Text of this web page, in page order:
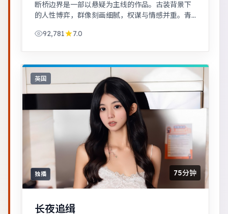
断桥边界是一部以悬疑为主线的作品。古装背景下
的人性博弈，群像刻画细腻，权谋与情感并重。青
92,781
7.0
英国
独播 75分钟
长夜追缉